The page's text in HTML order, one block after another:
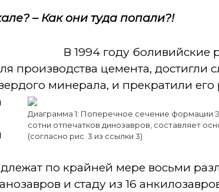
– Как они туда попали?!
В 1994 году боливийские
производства цемента, достигли
минерала, и прекратили его
Диаграмма 1: Поперечное сечение формации
сотни отпечатков динозавров, составляет
(согласно рис. 3 из ссылки 3)
по крайней мере восьми
и стаду из 16